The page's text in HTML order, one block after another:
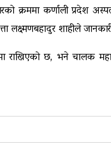
क्रममा कर्णाली प्रदेश
लक्ष्मणबहादुर शाहीले
राखिएको छ, भने चालक